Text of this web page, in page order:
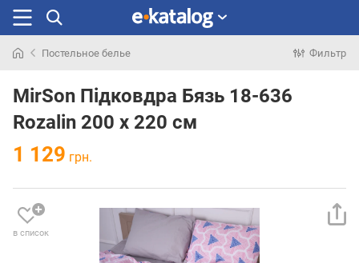
раньше
Постельное белье Фильтр
MirSon Підковдра Бязь 18-636
Rozalin 200 x 220 см
1 129 грн.
в список